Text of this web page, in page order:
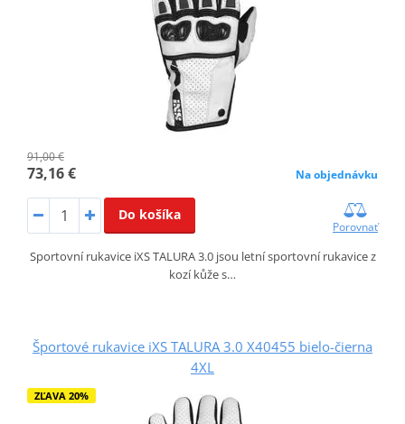
91,00 €
73,16 € Na objednávku
Do košíka
Porovnať
Sportovní rukavice iXS TALURA 3.0 jsou letní sportovní rukavice z
kozí kůže s…
Športové rukavice iXS TALURA 3.0 X40455 bielo-čierna
4XL
ZĽAVA 20%